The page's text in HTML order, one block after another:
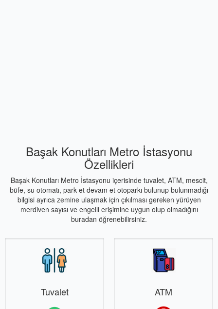
Başak Konutları Metro İstasyonu
Özellikleri
Başak Konutları Metro İstasyonu içerisinde tuvalet, ATM, mescit,
büfe, su otomatı, park et devam et otoparkı bulunup bulunmadığı
bilgisi ayrıca zemine ulaşmak için çıkılması gereken yürüyen
merdiven sayısı ve engelli erişimine uygun olup olmadığını
buradan öğrenebilirsiniz.
Tuvalet ATM